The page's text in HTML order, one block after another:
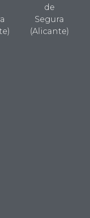
de
Segura
(Alicante)